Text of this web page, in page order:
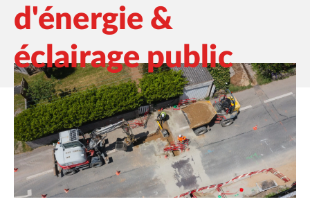
d'énergie &
éclairage public